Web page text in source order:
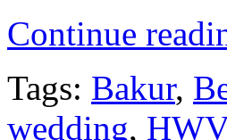
Continue
Tags: Bakur,
wedding,